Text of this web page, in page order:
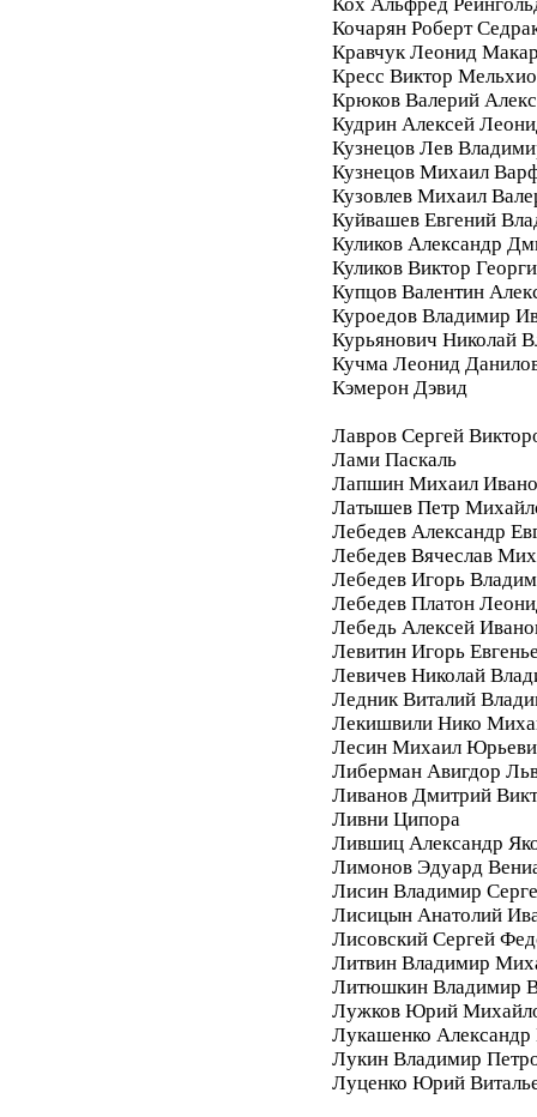
Кочарян Роберт
Кравчук Леонид
Кресс Виктор
Крюков Валерий
Кудрин Алексей
Кузнецов Лев
Кузнецов Михаил
Кузовлев Михаил
Куйвашев Евгений
Куликов Александр
Куликов Виктор
Купцов Валентин
Куроедов Владимир
Курьянович Николай
Кучма Леонид
Кэмерон Дэвид
Лавров Сергей
Лами Паскаль
Лапшин Михаил
Латышев Петр
Лебедев Александр
Лебедев Вячеслав
Лебедев Игорь
Лебедев Платон
Лебедь Алексей
Левитин Игорь
Левичев Николай
Ледник Виталий
Лекишвили Нико
Лесин Михаил
Либерман Авигдор
Ливанов Дмитрий
Ливни Ципора
Лившиц Александр
Лимонов Эдуард
Лисин Владимир
Лисицын Анатолий
Лисовский Сергей
Литвин Владимир
Литюшкин Владимир
Лужков Юрий
Лукашенко Александр
Лукин Владимир
Луценко Юрий